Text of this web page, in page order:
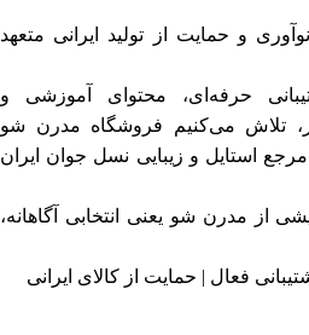
و حمایت از تولید ایرانی متعهد
حرفه‌ای، محتوای آموزشی و
تلاش می‌کنیم فروشگاه مدرن شو
استایل و زیبایی نسل جوان ایران
از مدرن شو یعنی انتخابی آگاهانه،
فعال | حمایت از کالای ایرانی